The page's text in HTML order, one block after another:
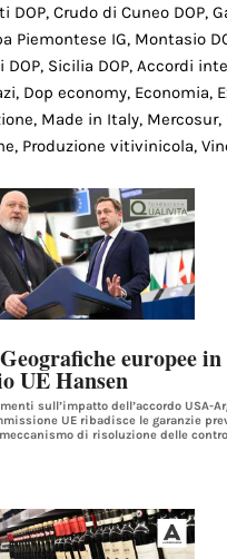
DOP, Crudo di Cuneo DOP,
Piemontese IG, Montasio
DOP, Sicilia DOP, Accordi
Dop economy, Economia,
Made in Italy,
Produzione vitivinicola,
europee
UE Hansen
sull’impatto dell’accordo USA-
UE ribadisce le garanzie
di risoluzione delle